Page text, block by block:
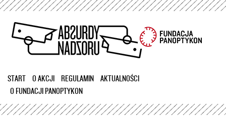
Przejdź
treści
START O AKCJI REGULAMIN
AKTUALNOŚCI
O FUNDACJI PANOPTYKON